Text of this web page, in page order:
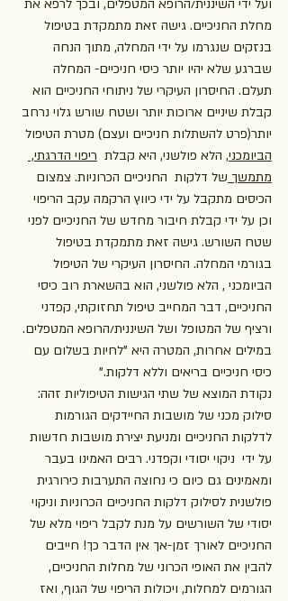
ועל ידי השיננית/הרופא המטפלים, ובכך לרפא את
מחלת החניכיים. גישה זאת מתמקדת בטיפול
בנזקים שנגרמו על ידי המחלה, מתוך הנחה
שברגע שלא יהיו יותר כיסי חניכיים- המחלה
תעלם. החיסרון העיקרי של ניתוחי החניכיים הוא
קבלת שיניים ארוכות יותר ושטח שורש גלוי נרחב
יותר(פרט להשתלות חניכיים ועצם) מטרת הטיפול
הביומכני, הלא פולשני, היא קבלת ריפוי הדרגתי,
מתמשך של דלקות  החניכיים הכרוניות. צמצום
הכיסים מתקבל על ידי כיווץ הרקמה עקב הריפוי
וכן על ידי קבלת חיבור מחדש של החניכיים לפני
שטח השורש. גישה זאת מתמקדת בטיפול
בגורמי המחלה. החיסרון העיקרי של הטיפול
הביומכני , הלא פולשני, הוא בהשארת רוב כיסי
החניכיים, דבר המחייב טיפול תחזוקתי, קפדני
ורציף של המטופל ושל השיננית/הרופא המטפלים.
במילים אחרות, המטרה היא "לחיות בשלום עם
כיסי חניכיים בריאים וללא דלקות."
נקודת המוצא של שתי הגישות הטיפוליות זהה:
סילוק מכני של מושבות החיידקים הגורמות
לדלקות החניכיים ומניעת יצירת מושבות חדשות
על ידי  ניקוי יסודי וקפדני. רבים האמינו בעבר
ומאמינים גם כיום כי נחוצה התערבות כירורגית
פולשנית לסילוק דלקות החניכיים הכרוניות וניקוי
יסודי של השורשים על מנת לקבל ריפוי מלא של
החניכיים לאורך זמן-אך אין הדבר כך! חייבים
להבין את האופי הכרוני של מחלות החניכיים,
הגורמים למחלות, ויכולות הריפוי של הגוף, ואז